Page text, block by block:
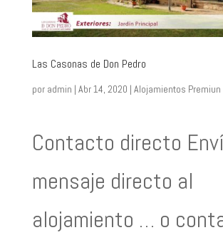
Las Casonas de Don Pedro
por admin | Abr 14, 2020 | Alojamientos Premiun
Contacto directo
mensaje directo al
alojamiento … o